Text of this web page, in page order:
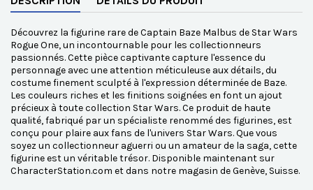
Découvrez la figurine rare de Captain Baze Malbus de Star Wars
Rogue One, un incontournable pour les collectionneurs
passionnés. Cette pièce captivante capture l'essence du
personnage avec une attention méticuleuse aux détails, du
costume finement sculpté à l'expression déterminée de Baze.
Les couleurs riches et les finitions soignées en font un ajout
précieux à toute collection Star Wars. Ce produit de haute
qualité, fabriqué par un spécialiste renommé des figurines, est
conçu pour plaire aux fans de l'univers Star Wars. Que vous
soyez un collectionneur aguerri ou un amateur de la saga, cette
figurine est un véritable trésor. Disponible maintenant sur
CharacterStation.com et dans notre magasin de Genève, Suisse.